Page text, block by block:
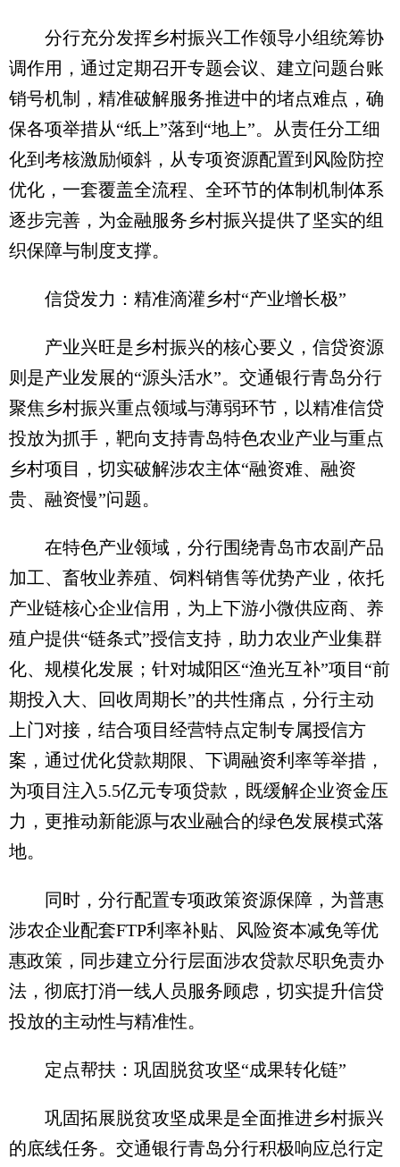
分行充分发挥乡村振兴工作领导小组统筹协
调作用，通过定期召开专题会议、建立问题台账
销号机制，精准破解服务推进中的堵点难点，确
保各项举措从“纸上”落到“地上”。从责任分工细
化到考核激励倾斜，从专项资源配置到风险防控
优化，一套覆盖全流程、全环节的体制机制体系
逐步完善，为金融服务乡村振兴提供了坚实的组
织保障与制度支撑。
信贷发力：精准滴灌乡村“产业增长极”
产业兴旺是乡村振兴的核心要义，信贷资源
则是产业发展的“源头活水”。交通银行青岛分行
聚焦乡村振兴重点领域与薄弱环节，以精准信贷
投放为抓手，靶向支持青岛特色农业产业与重点
乡村项目，切实破解涉农主体“融资难、融资
贵、融资慢”问题。
在特色产业领域，分行围绕青岛市农副产品
加工、畜牧业养殖、饲料销售等优势产业，依托
产业链核心企业信用，为上下游小微供应商、养
殖户提供“链条式”授信支持，助力农业产业集群
化、规模化发展；针对城阳区“渔光互补”项目“前
期投入大、回收周期长”的共性痛点，分行主动
上门对接，结合项目经营特点定制专属授信方
案，通过优化贷款期限、下调融资利率等举措，
为项目注入5.5亿元专项贷款，既缓解企业资金压
力，更推动新能源与农业融合的绿色发展模式落
地。
同时，分行配置专项政策资源保障，为普惠
涉农企业配套FTP利率补贴、风险资本减免等优
惠政策，同步建立分行层面涉农贷款尽职免责办
法，彻底打消一线人员服务顾虑，切实提升信贷
投放的主动性与精准性。
定点帮扶：巩固脱贫攻坚“成果转化链”
巩固拓展脱贫攻坚成果是全面推进乡村振兴
的底线任务。交通银行青岛分行积极响应总行定